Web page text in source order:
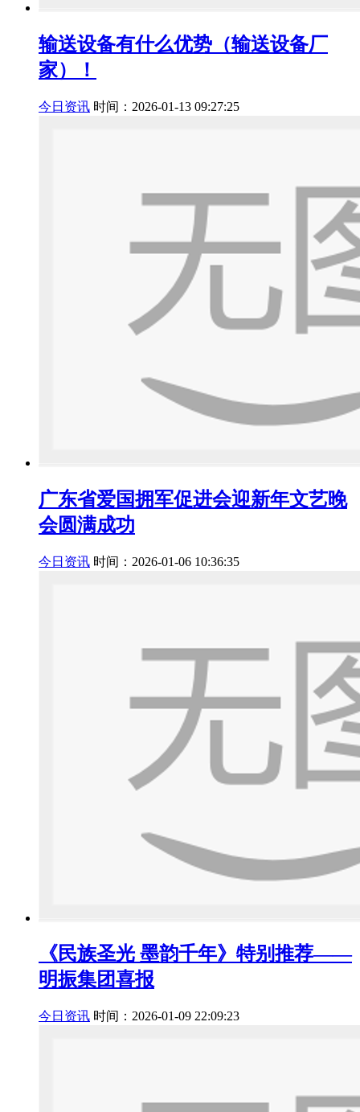
输送设备有什么优势（输送设备厂
家）！
今日资讯 时间：2026-01-13 09:27:25
广东省爱国拥军促进会迎新年文艺晚
会圆满成功
今日资讯 时间：2026-01-06 10:36:35
《民族圣光 墨韵千年》特别推荐——
明振集团喜报
今日资讯 时间：2026-01-09 22:09:23